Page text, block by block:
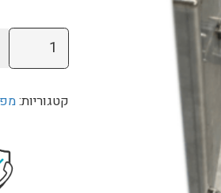
כמות
של
נירוסטה
95X95ס"מ
קטגוריות: